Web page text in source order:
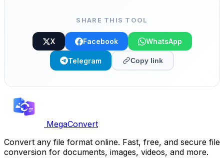
SHARE THIS TOOL
X Facebook WhatsApp
Telegram Copy link
MegaConvert
Convert any file format online. Fast, free, and secure file
conversion for documents, images, videos, and more.